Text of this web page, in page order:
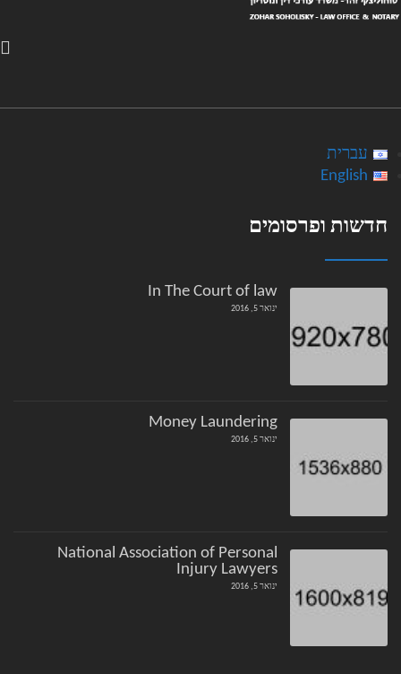
עברית
English
חדשות ופרסומים
In The Court of law
ינואר 5, 2016
Money Laundering
ינואר 5, 2016
National Association of Personal
Injury Lawyers
ינואר 5, 2016